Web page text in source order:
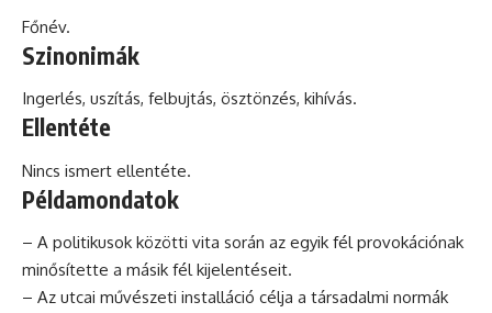
Főnév.
Szinonimák
Ingerlés, uszítás, felbujtás, ösztönzés, kihívás.
Ellentéte
Nincs ismert ellentéte.
Példamondatok
– A politikusok közötti vita során az egyik fél provokációnak
minősítette a másik fél kijelentéseit.
– Az utcai művészeti installáció célja a társadalmi normák